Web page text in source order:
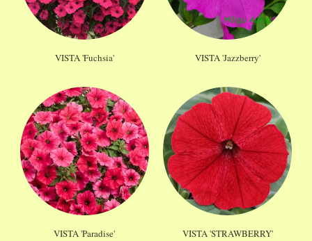
VISTA 'Fuchsia' VISTA 'Jazzberry'
VISTA 'Paradise' VISTA 'STRAWBERRY'